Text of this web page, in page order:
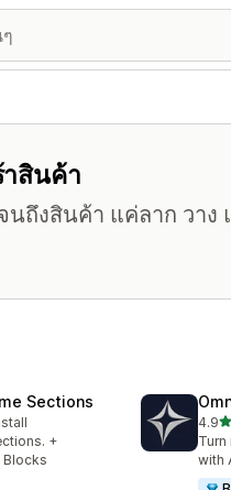
สินค้า
นถึงสินค้า แค่ลาก วาง
Sections
+
Blocks
4.9เ
ทั้งห
with